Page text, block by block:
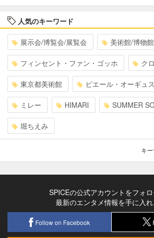
人気のキーワード
展示会/博覧会/展覧会 美術館/博物館
フィンセント・ファン・ゴッホ ク
東京都美術館 ピエール・オーギュ
ミレー HIMARI SUMMER
堀ちえみ
キ
SPICEの公式アカウントをフォ
最新のエンタメ情報を手に入れ
Follow on Facebook